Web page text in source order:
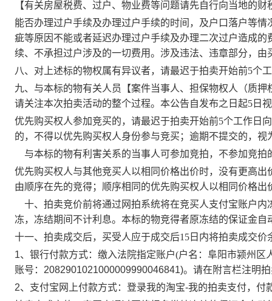
【有关房屋税费、过户、物业费等问题请先自行向当地的
能否办理过户手续及办理过户手续的时间，及户口落户等
疵等原因不能或者延迟办理过户手续及办理二次过户造成
续、 不承担过户涉及的一切费用。涉及违法、违章部分，
八、对上述标的物权属有异议者， 请最迟于拍卖开始前5个
九、 与本标的物有关人员【案件当事人、担保物权人（质
请关注本次拍卖活动的整个过程。 本公告自发布之日起5日
优先购买权人参加竞买的， 请最迟于拍卖开始前5个工作日
的，不得以优先购买权人身份参与竞买；逾期不提交的，
与本标的物有利害关系的当事人可参加竞拍，不参加竞
优先购买权人与其他竞买人以相同价格出价时，没有更高
由顺序在先的竞得；顺序相同的优先购买权人以相同价格出
十、拍卖竞价前将通过网拍系统将在竞买人支付宝账户
冻，冻结期间不计利息。本标的物竞得者原冻结的保证金自
十一、 拍卖成交后， 买受人应于成交后15日内将拍卖成交价
1、银行付款方式： 缴入法院指定账户(户名：阜阳市颍州区
账号： 2082901021000009990046841)。 请在附言栏注明
2、支付宝网上付款方式：登录我的淘宝-我的拍卖支付，付